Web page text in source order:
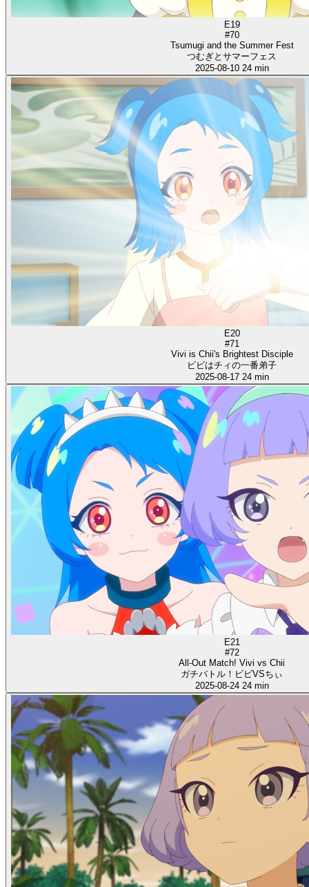
E19
#70
Tsumugi and the Summer Fest
つむぎとサマーフェス
2025-08-10 24 min
E20
#71
Vivi is Chii's Brightest Disciple
ビビはチィの一番弟子
2025-08-17 24 min
E21
#72
All-Out Match! Vivi vs Chii
ガチバトル！ビビVSちぃ
2025-08-24 24 min